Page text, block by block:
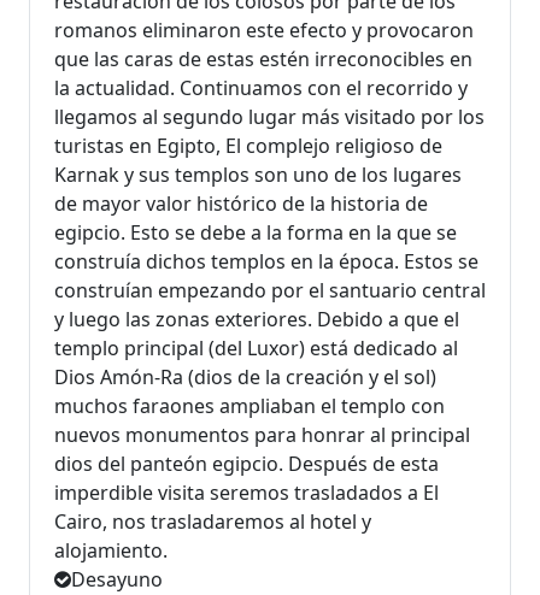
romanos eliminaron este efecto y provocaron
que las caras de estas estén irreconocibles en
la actualidad. Continuamos con el recorrido y
llegamos al segundo lugar más visitado por los
turistas en Egipto, El complejo religioso de
Karnak y sus templos son uno de los lugares
de mayor valor histórico de la historia de
egipcio. Esto se debe a la forma en la que se
construía dichos templos en la época. Estos se
construían empezando por el santuario central
y luego las zonas exteriores. Debido a que el
templo principal (del Luxor) está dedicado al
Dios Amón-Ra (dios de la creación y el sol)
muchos faraones ampliaban el templo con
nuevos monumentos para honrar al principal
dios del panteón egipcio. Después de esta
imperdible visita seremos trasladados a El
Cairo, nos trasladaremos al hotel y
alojamiento.
Desayuno